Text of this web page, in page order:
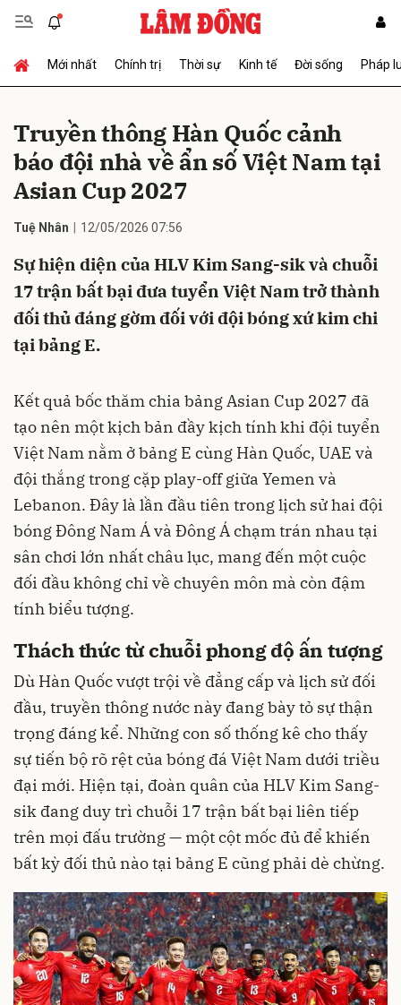
Mới nhất Chính trị Thời sự Kinh tế Đời sống Pháp
Truyền thông Hàn Quốc cảnh
báo đội nhà về ẩn số Việt Nam tại
Asian Cup 2027
Tuệ Nhân 12/05/2026 07:56
Sự hiện diện của HLV Kim Sang-sik và chuỗi
17 trận bất bại đưa tuyển Việt Nam trở thành
đối thủ đáng gờm đối với đội bóng xứ kim chi
tại bảng E.
Kết quả bốc thăm chia bảng Asian Cup 2027 đã
tạo nên một kịch bản đầy kịch tính khi đội tuyển
Việt Nam nằm ở bảng E cùng Hàn Quốc, UAE và
đội thắng trong cặp play-off giữa Yemen và
Lebanon. Đây là lần đầu tiên trong lịch sử hai đội
bóng Đông Nam Á và Đông Á chạm trán nhau tại
sân chơi lớn nhất châu lục, mang đến một cuộc
đối đầu không chỉ về chuyên môn mà còn đậm
tính biểu tượng.
Thách thức từ chuỗi phong độ ấn tượng
Dù Hàn Quốc vượt trội về đẳng cấp và lịch sử đối
đầu, truyền thông nước này đang bày tỏ sự thận
trọng đáng kể. Những con số thống kê cho thấy
sự tiến bộ rõ rệt của bóng đá Việt Nam dưới triều
đại mới. Hiện tại, đoàn quân của HLV Kim Sang-
sik đang duy trì chuỗi 17 trận bất bại liên tiếp
trên mọi đấu trường — một cột mốc đủ để khiến
bất kỳ đối thủ nào tại bảng E cũng phải dè chừng.
Gửi bình luận
Hủy Gửi